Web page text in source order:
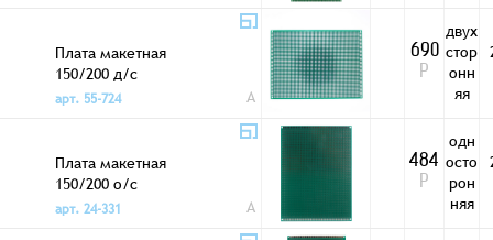
Плата макетная
150/200 д/с
арт. 55-724
A
690
Р
двух
стор
онн
яя
Плата макетная
150/200 о/с
арт. 24-331
A
484
Р
одн
осто
рон
няя